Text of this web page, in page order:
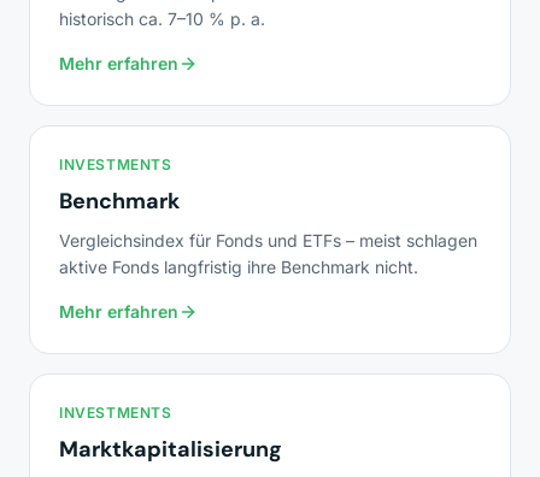
historisch ca. 7–10 % p. a.
Mehr erfahren
INVESTMENTS
Benchmark
Vergleichsindex für Fonds und ETFs – meist schlagen
aktive Fonds langfristig ihre Benchmark nicht.
Mehr erfahren
INVESTMENTS
Marktkapitalisierung